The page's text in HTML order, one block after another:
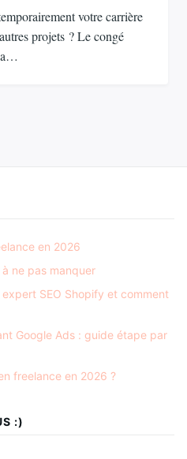
votre carrière
projets ? Le congé
en 2026
ne pas manquer
expert SEO Shopify et comment
Google Ads : guide étape par
freelance en 2026 ?
:)